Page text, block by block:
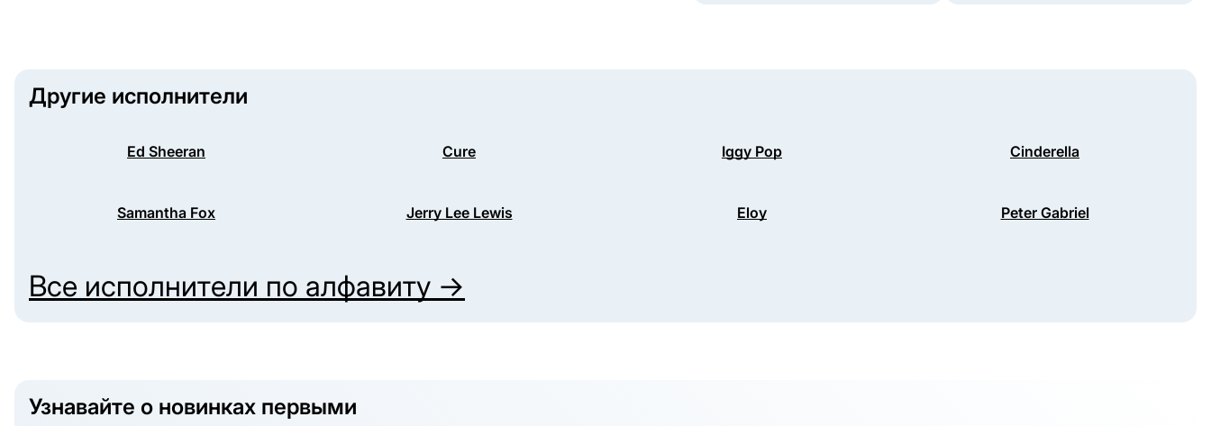
Другие исполнители
Ed Sheeran Cure Iggy Pop Cinderella
Samantha Fox Jerry Lee Lewis Eloy Peter Gabriel
Все исполнители по алфавиту →
Узнавайте о новинках первыми